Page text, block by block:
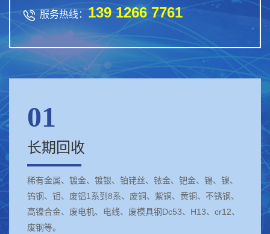
 服务热线： 139 1266 7761
01
长期回收
稀有金属、镀金、镀银、铂铑丝、铱金、钯金、锡、镍、
钨钢、钼、废铝1系到8系、废铜、紫铜、黄铜、不锈钢、
高镍合金、废电机、电线、废模具钢Dc53、H13、cr12、
废钢等。